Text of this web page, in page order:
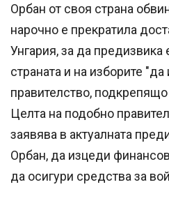
Орбан от своя страна
нарочно е прекратила
Унгария, за да предизвика
страната и на изборите "да
правителство,
Целта на подобно
заявява в актуалната
Орбан, да изцеди
да осигури средства за